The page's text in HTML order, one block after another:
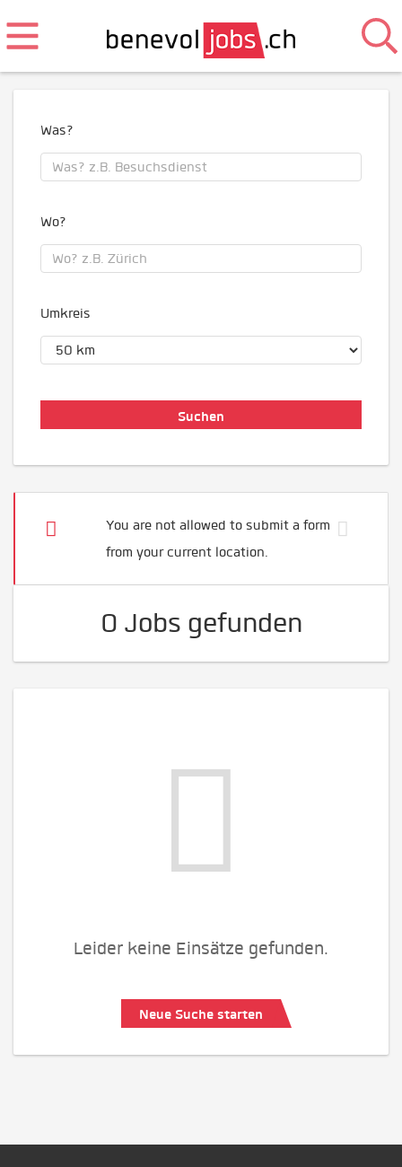
Was?
Wo?
Umkreis
You are not allowed to submit a form
from your current location.
0 Jobs gefunden
Leider keine Einsätze gefunden.
Neue Suche starten